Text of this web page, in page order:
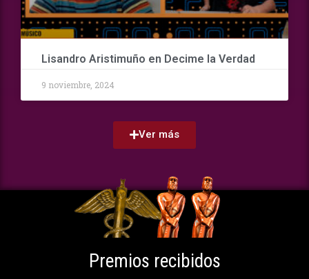
Lisandro Aristimuño en Decime la Verdad
9 noviembre, 2024
Ver más
Premios recibidos